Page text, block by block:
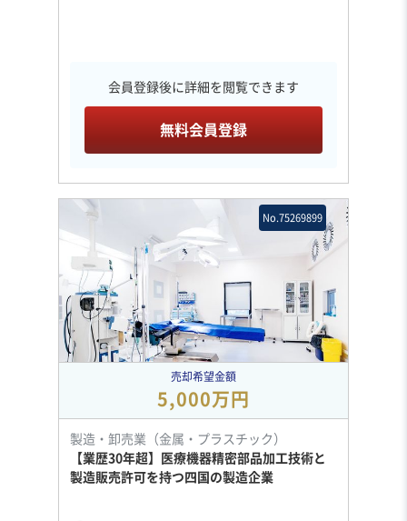
会員登録後に詳細を閲覧できます
無料会員登録
No.75269899
売却希望金額
5,000万円
製造・卸売業（金属・プラスチック）
【業歴30年超】医療機器精密部品加工技術と
製造販売許可を持つ四国の製造企業